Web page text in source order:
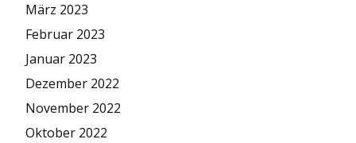
März 2023
Februar 2023
Januar 2023
Dezember 2022
November 2022
Oktober 2022